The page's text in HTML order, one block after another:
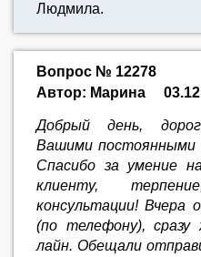
Людмила.
Вопрос № 12278
Автор: Марина
Добрый день,
Вашими постоянными
Спасибо за умение
клиенту,
консультации!
(по телефону),
лайн. Обещали